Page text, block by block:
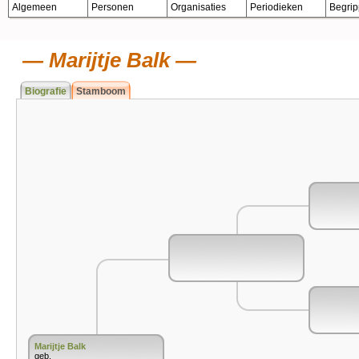
Algemeen Personen Organisaties Periodieken
Marijtje Balk
Biografie Stamboom
Marijtje Balk
geb.